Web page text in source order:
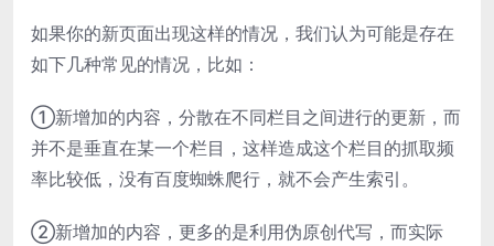
如果你的新页面出现这样的情况，我们认为可能是存在
如下几种常见的情况，比如：
①新增加的内容，分散在不同栏目之间进行的更新，而
并不是垂直在某一个栏目，这样造成这个栏目的抓取频
率比较低，没有百度蜘蛛爬行，就不会产生索引。
②新增加的内容，更多的是利用伪原创代写，而实际